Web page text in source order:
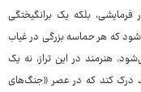
فرمایشی، بلکه یک برانگیختگی
که هر حماسه بزرگی در غیاب
هنرمند در این تراز، نه یک
درک کند که در عصر «جنگ‌های